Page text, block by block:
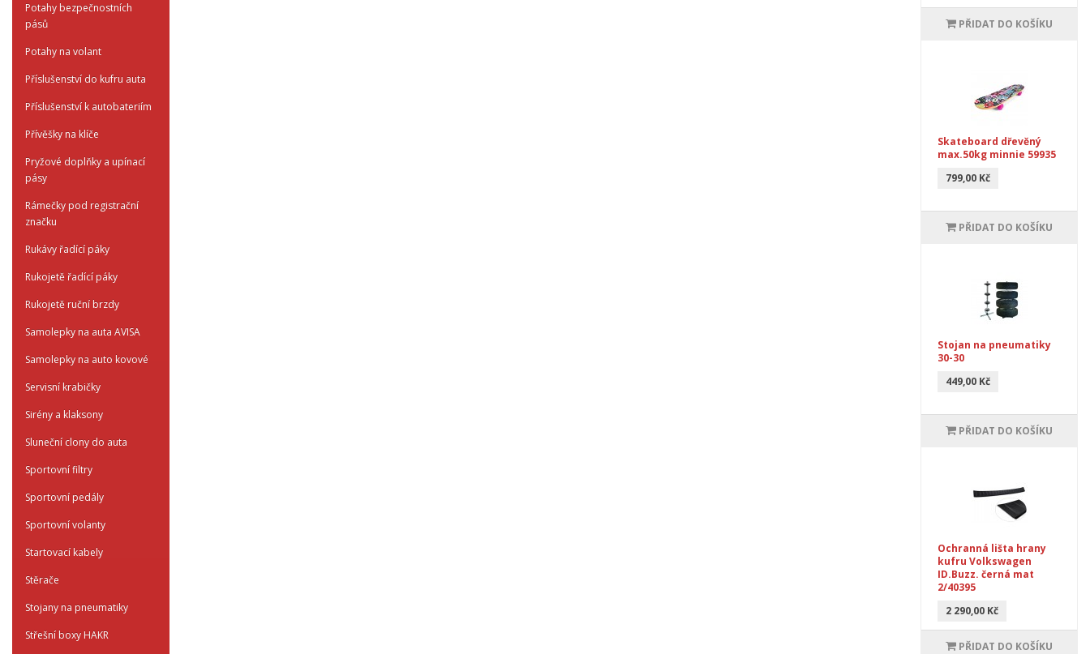
Potahy bezpečnostních
pásů
Potahy na volant
Příslušenství do kufru auta
Příslušenství k autobateriím
Přívěšky na klíče
Pryžové doplňky a upínací
pásy
Rámečky pod registrační
značku
Rukávy řadící páky
Rukojetě řadící páky
Rukojetě ruční brzdy
Samolepky na auta AVISA
Samolepky na auto kovové
Servisní krabičky
Sirény a klaksony
Sluneční clony do auta
Sportovní filtry
Sportovní pedály
Sportovní volanty
Startovací kabely
Stěrače
Stojany na pneumatiky
Střešní boxy HAKR
PŘIDAT DO KOŠÍKU
Skateboard dřevěný
max.50kg minnie 59935
799,00 Kč
PŘIDAT DO KOŠÍKU
Stojan na pneumatiky
30-30
449,00 Kč
PŘIDAT DO KOŠÍKU
Ochranná lišta hrany
kufru Volkswagen
ID.Buzz. černá mat
2/40395
2 290,00 Kč
PŘIDAT DO KOŠÍKU